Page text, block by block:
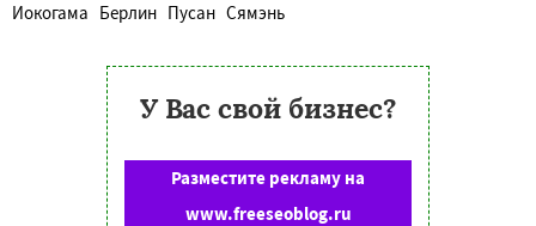
Иокогама Берлин Пусан Сямэнь
У Вас свой бизнес?
Разместите рекламу на
www.freeseoblog.ru